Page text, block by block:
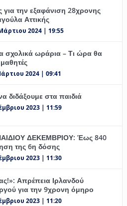
για την εξαφάνιση 28χρονης
Αττικής
2024 | 19:55
σχολικά ωράρια – Τι ώρα θα
2024 | 09:41
διδάξουμε στα παιδιά
2023 | 11:59
ΔΕΚΕΜΒΡΙΟΥ: Έως 840
της 6η δόσης
2023 | 11:30
Απρέπεια Ιρλανδού
για την 9χρονη όμηρο
2023 | 11:20